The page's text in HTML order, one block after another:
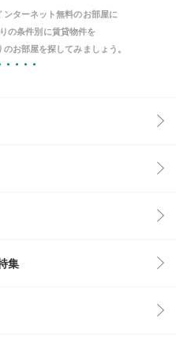
ターネット無料のお部屋に
の条件別に賃貸物件を
お部屋を探してみましょう。
集